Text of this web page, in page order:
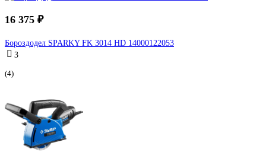
16 375 ₽
Бороздодел SPARKY FK 3014 HD 14000122053
3
(4)